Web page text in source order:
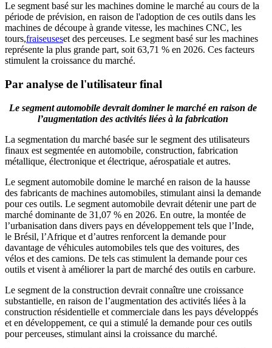
Le segment basé sur les machines domine le marché au cours de la
période de prévision, en raison de l'adoption de ces outils dans les
machines de découpe à grande vitesse, les machines CNC, les
tours,fraiseuseset des perceuses. Le segment basé sur les machines
représente la plus grande part, soit 63,71 % en 2026. Ces facteurs
stimulent la croissance du marché.
Par analyse de l'utilisateur final
Le segment automobile devrait dominer le marché en raison de
l’augmentation des activités liées à la fabrication
La segmentation du marché basée sur le segment des utilisateurs
finaux est segmentée en automobile, construction, fabrication
métallique, électronique et électrique, aérospatiale et autres.
Le segment automobile domine le marché en raison de la hausse
des fabricants de machines automobiles, stimulant ainsi la demande
pour ces outils. Le segment automobile devrait détenir une part de
marché dominante de 31,07 % en 2026. En outre, la montée de
l’urbanisation dans divers pays en développement tels que l’Inde,
le Brésil, l’Afrique et d’autres renforcent la demande pour
davantage de véhicules automobiles tels que des voitures, des
vélos et des camions. De tels cas stimulent la demande pour ces
outils et visent à améliorer la part de marché des outils en carbure.
Le segment de la construction devrait connaître une croissance
substantielle, en raison de l’augmentation des activités liées à la
construction résidentielle et commerciale dans les pays développés
et en développement, ce qui a stimulé la demande pour ces outils
pour perceuses, stimulant ainsi la croissance du marché.